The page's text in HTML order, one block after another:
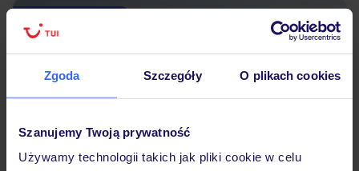
Zgoda Szczegóły O plikach cookies
Szanujemy Twoją prywatność
Używamy technologii takich jak pliki cookie w celu